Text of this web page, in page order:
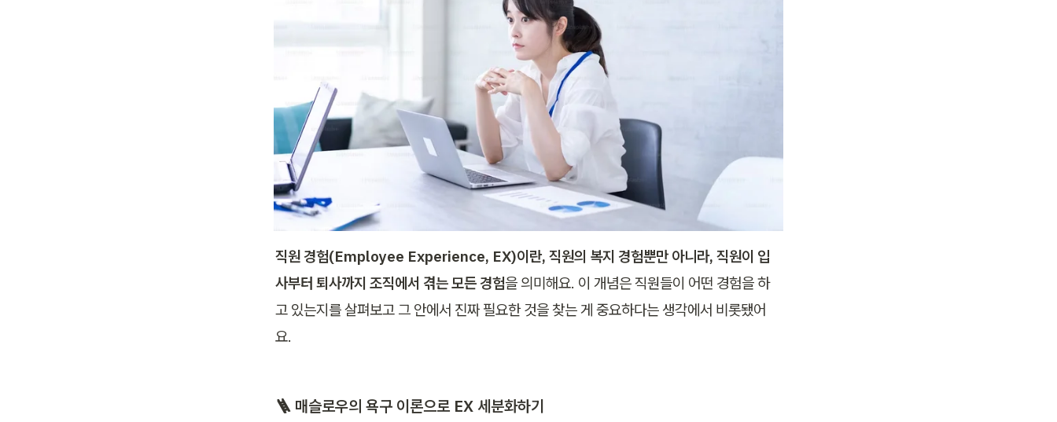
직원 경험(Employee Experience, EX)이란, 직원의 복지 경험뿐만 아니라, 직원이 입
사부터 퇴사까지 조직에서 겪는 모든 경험을 의미해요. 이 개념은 직원들이 어떤 경험을 하
고 있는지를 살펴보고 그 안에서 진짜 필요한 것을 찾는 게 중요하다는 생각에서 비롯됐어
요.
🪜 매슬로우의 욕구 이론으로 EX 세분화하기